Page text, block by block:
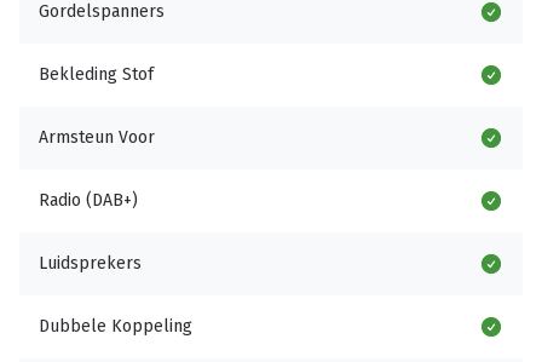
Gordelspanners
Bekleding Stof
Armsteun Voor
Radio (DAB+)
Luidsprekers
Dubbele Koppeling